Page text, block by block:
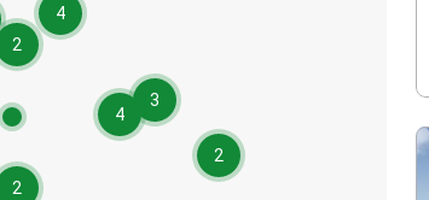
4
2
3
4
2
2